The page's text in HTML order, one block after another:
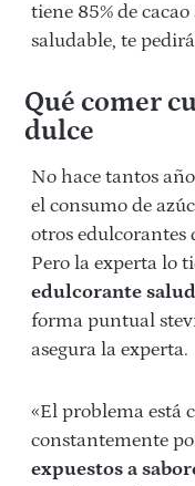
tiene 85% de
saludable, te
Qué comer
dulce
No hace tantos
el consumo de
otros edulcorantes
Pero la experta lo
edulcorante
forma puntual
asegura la experta.
«El problema está
constantemente
expuestos a